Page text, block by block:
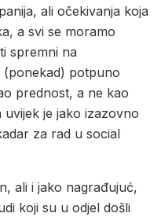
ali očekivanja koja
a svi se moramo
spremni na
(ponekad) potpuno
prednost, a ne kao
je jako izazovno
za rad u social
ali i jako nagrađujuć,
koji su u odjel došli